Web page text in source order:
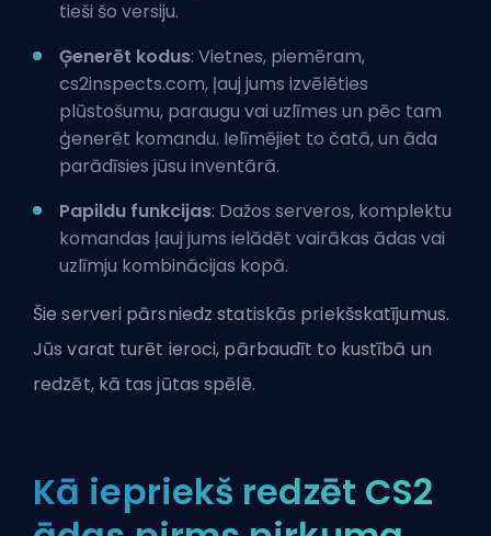
tieši šo versiju.
Ģenerēt kodus: Vietnes, piemēram,
cs2inspects.com, ļauj jums izvēlēties
plūstošumu, paraugu vai uzlīmes un pēc tam
ģenerēt komandu. Ielīmējiet to čatā, un āda
parādīsies jūsu inventārā.
Papildu funkcijas: Dažos serveros, komplektu
komandas ļauj jums ielādēt vairākas ādas vai
uzlīmju kombinācijas kopā.
Šie serveri pārsniedz statiskās priekšskatījumus.
Jūs varat turēt ieroci, pārbaudīt to kustībā un
redzēt, kā tas jūtas spēlē.
Kā iepriekš redzēt CS2